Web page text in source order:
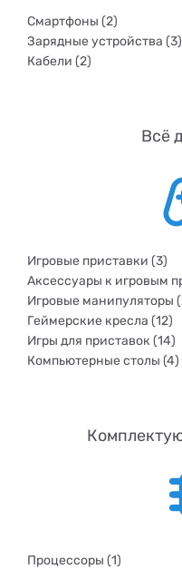
Смартфоны (2)
Зарядные устройства (3)
Кабели (2)
Всё
Игровые приставки (3)
Аксессуары к игровым
Игровые манипуляторы
Геймерские кресла (12)
Игры для приставок (14)
Компьютерные столы (4)
Процессоры (1)